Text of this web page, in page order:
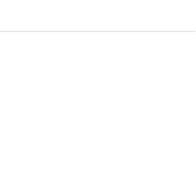
schlängelt sich
des